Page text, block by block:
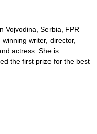
Vojvodina, Serbia, FPR
writer, director,
actress. She is
the first prize for the best